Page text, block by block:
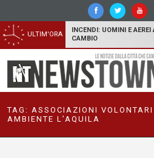
ULTIM'ORA
INCENDI: UOMINI E AEREI
CAMBIO
TAG: ASSOCIAZIONI
AMBIENTE L’AQUILA